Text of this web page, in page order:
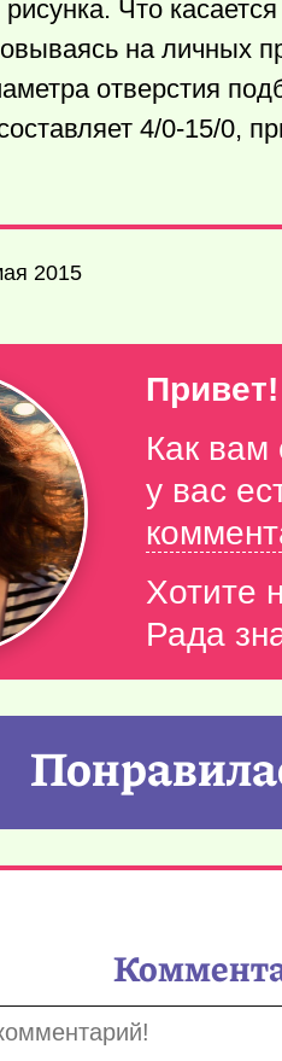
Что
на личных
отверстия
4/0-15/0,
2015
Как вам
у вас
Хотите
Рада